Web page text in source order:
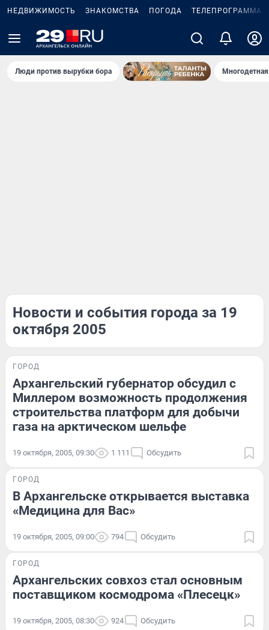
НЕДВИЖИМОСТЬ ЗНАКОМСТВА ПОГОДА ТЕЛЕПРОГРАММА
Люди против вырубки бора
Новости и события города за 19
октября 2005
ГОРОД
Архангельский губернатор обсудил с
Миллером возможность продолжения
строительства платформ для добычи
газа на арктическом шельфе
19 октября, 2005, 09:30 1 111 Обсудить
ГОРОД
В Архангельске открывается выставка
«Медицина для Вас»
19 октября, 2005, 09:00 794 Обсудить
ГОРОД
Архангельских совхоз стал основным
поставщиком космодрома «Плесецк»
19 октября, 2005, 08:30 924 Обсудить